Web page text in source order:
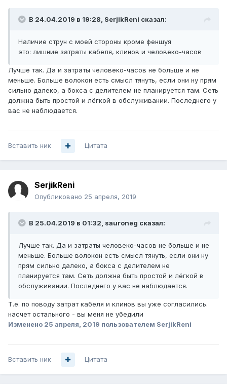
В 24.04.2019 в 19:28, SerjikReni сказал:
Наличие струн с моей стороны кроме феншуя
это: лишние затраты кабеля, клинов и человеко-часов
Лучше так. Да и затраты человеко-часов не больше и не
меньше. Больше волокон есть смысл тянуть, если они ну прям
сильно далеко, а бокса с делителем не планируется там. Сеть
должна быть простой и лёгкой в обслуживании. Последнего у
вас не наблюдается.
Вставить ник Цитата
SerjikReni
Опубликовано 25 апреля, 2019
В 25.04.2019 в 01:32, sauroneg сказал:
Лучше так. Да и затраты человеко-часов не больше и не
меньше. Больше волокон есть смысл тянуть, если они ну
прям сильно далеко, а бокса с делителем не
планируется там. Сеть должна быть простой и лёгкой в
обслуживании. Последнего у вас не наблюдается.
Т.е. по поводу затрат кабеля и клинов вы уже согласились.
насчет остального - вы меня не убедили
Изменено 25 апреля, 2019 пользователем SerjikReni
Вставить ник Цитата